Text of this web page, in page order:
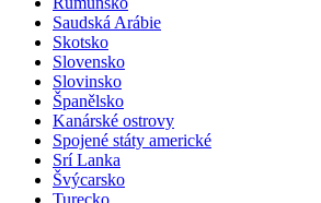
Saudská Arábie
Skotsko
Slovensko
Slovinsko
Španělsko
Kanárské ostrovy
Spojené státy americké
Srí Lanka
Švýcarsko
Turecko